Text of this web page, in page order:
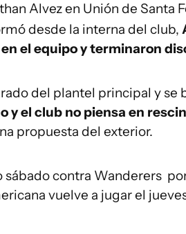
Alvez en Unión de Santa
desde la interna del club,
el equipo y terminaron
del plantel principal y se
y el club no piensa en
propuesta del exterior.
contra Wanderers
vuelve a jugar el